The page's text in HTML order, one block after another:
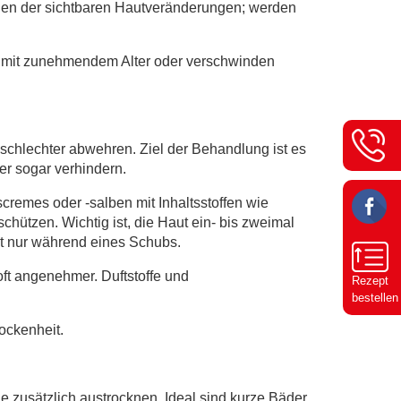
Rezept
bestellen
der sichtbaren Hautveränderungen; werden
zunehmendem Alter oder verschwinden
abwehren. Ziel der Behandlung ist es
sogar verhindern.
oder -salben mit Inhaltsstoffen wie
Wichtig ist, die Haut ein- bis zweimal
nur während eines Schubs.
angenehmer. Duftstoffe und
zusätzlich austrocknen. Ideal sind kurze Bäder